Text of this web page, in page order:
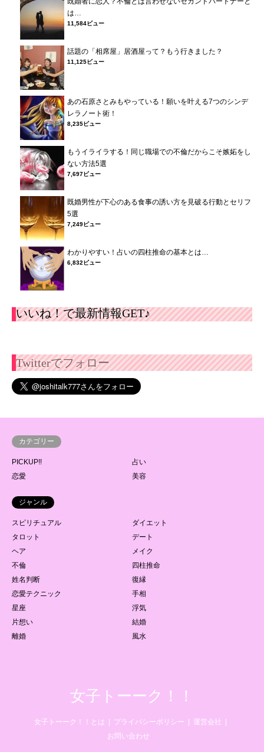
は…
11,584ビュー
話題の「相席屋」居酒屋って？もう行きました？
11,125ビュー
あの石原さとみもやっている！願いを叶える7つのシンデ
レラノート術！
8,235ビュー
もうイライラする！同じ職場での不倫だからこそ嫉妬をし
ない方法5選
7,697ビュー
既婚男性が下心のある食事の誘い方を見破る行動とセリフ
5選
7,249ビュー
わかりやすい！占いの四柱推命の基本とは…
6,832ビュー
いいね！で最新情報GET♪
Twitterでフォロー
カテゴリー
PICKUP!!
占い
恋愛
美容
ジャンル
スピリチュアル
ダイエット
タロット
デート
ヘア
メイク
不倫
四柱推命
姓名判断
復縁
恋愛テクニック
手相
星座
浮気
片想い
結婚
離婚
風水
女子トーーク！！
女子トーーク！！とは プライバシーポリシー
運営会社
お問い合わせ